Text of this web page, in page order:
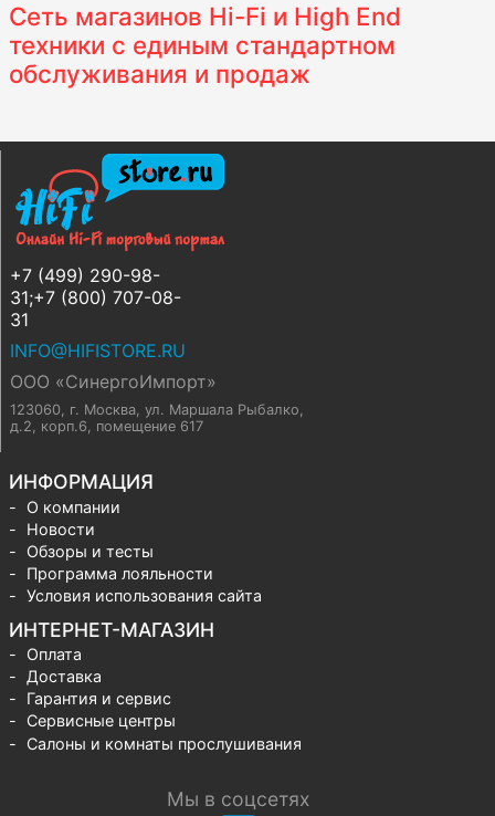
Сеть магазинов Hi-Fi и High End
техники с единым стандартном
обслуживания и продаж
+7 (499) 290-98-
31;+7 (800) 707-08-
31
INFO@HIFISTORE.RU
ООО «СинергоИмпорт»
123060, г. Москва, ул. Маршала Рыбалко,
д.2, корп.6, помещение 617
ИНФОРМАЦИЯ
О компании
Новости
Обзоры и тесты
Программа лояльности
Условия использования сайта
ИНТЕРНЕТ-МАГАЗИН
Оплата
Доставка
Гарантия и сервис
Сервисные центры
Салоны и комнаты прослушивания
Мы в соцсетях